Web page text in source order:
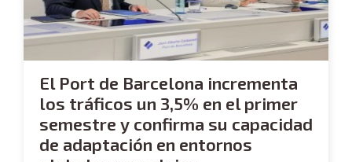
El Port de Barcelona incrementa
los tráficos un 3,5% en el primer
semestre y confirma su capacidad
de adaptación en entornos